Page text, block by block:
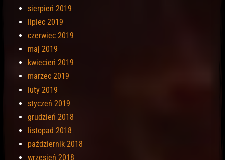
sierpień 2019
lipiec 2019
czerwiec 2019
maj 2019
kwiecień 2019
marzec 2019
luty 2019
styczeń 2019
grudzień 2018
listopad 2018
październik 2018
wrzesień 2018